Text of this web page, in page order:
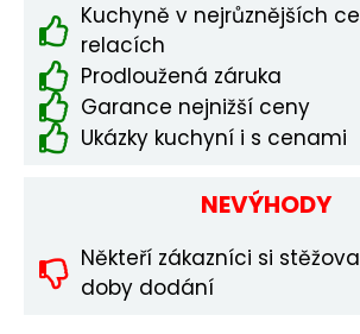
Kuchyně v nejrůznějších
relacích
Prodloužená záruka
Garance nejnižší ceny
Ukázky kuchyní i s cenami
NEVÝHODY
Někteří zákazníci si
doby dodání